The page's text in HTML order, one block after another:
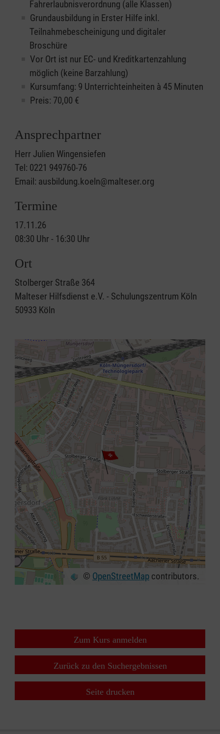
Fahrerlaubnisverordnung (alle Klassen)
Grundausbildung in Erster Hilfe inkl.
Teilnahmebescheinigung und digitaler
Broschüre
Vor Ort ist nur EC- und Kreditkartenzahlung
möglich (keine Barzahlung)
Kursumfang: 9 Unterrichteinheiten à 45 Minuten
Preis: 70,00 €
Ansprechpartner
Herr Julien Wingensiefen
Tel: 0221 949760-76
Email: ausbildung.koeln@malteser.org
Termine
17.11.26
08:30 Uhr - 16:30 Uhr
Ort
Stolberger Straße 364
Malteser Hilfsdienst e.V. - Schulungszentrum Köln
50933 Köln
© OpenStreetMap contributors.
Zum Kurs anmelden
Zurück zu den Suchergebnissen
Seite drucken